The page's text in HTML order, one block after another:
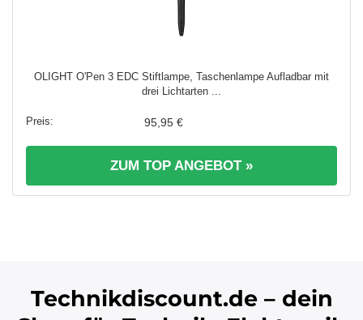
OLIGHT O'Pen 3 EDC Stiftlampe, Taschenlampe Aufladbar mit
drei Lichtarten ...
95,95 €
ZUM TOP ANGEBOT »
Technikdiscount.de – dein